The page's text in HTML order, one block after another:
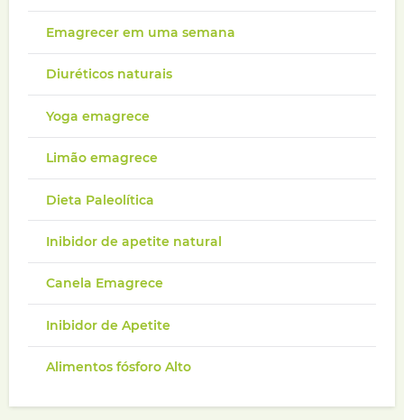
Emagrecer em uma semana
Diuréticos naturais
Yoga emagrece
Limão emagrece
Dieta Paleolítica
Inibidor de apetite natural
Canela Emagrece
Inibidor de Apetite
Alimentos fósforo Alto